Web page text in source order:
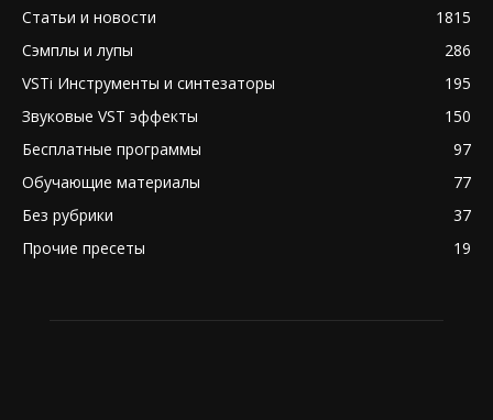
Статьи и новости
1815
Сэмплы и лупы
286
VSTi Инструменты и синтезаторы
195
Звуковые VST эффекты
150
Бесплатные программы
97
Обучающие материалы
77
Без рубрики
37
Прочие пресеты
19